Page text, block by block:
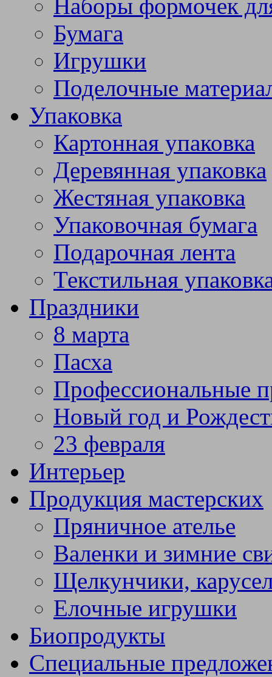
Наборы формочек
Бумага
Игрушки
Поделочные
Упаковка
Картонная упаковка
Деревянная упаковка
Жестяная упаковка
Упаковочная бумага
Подарочная лента
Текстильная
Праздники
8 марта
Пасха
Профессиональные
Новый год и
23 февраля
Интерьер
Продукция мастерских
Пряничное ателье
Валенки и зимние
Щелкунчики,
Елочные игрушки
Биопродукты
Специальные